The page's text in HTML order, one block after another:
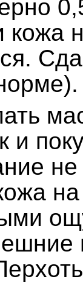
кожа
и
на